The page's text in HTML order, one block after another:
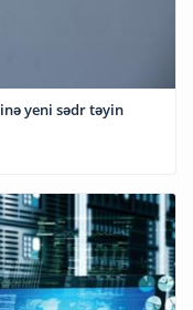
yeni sədr təyin